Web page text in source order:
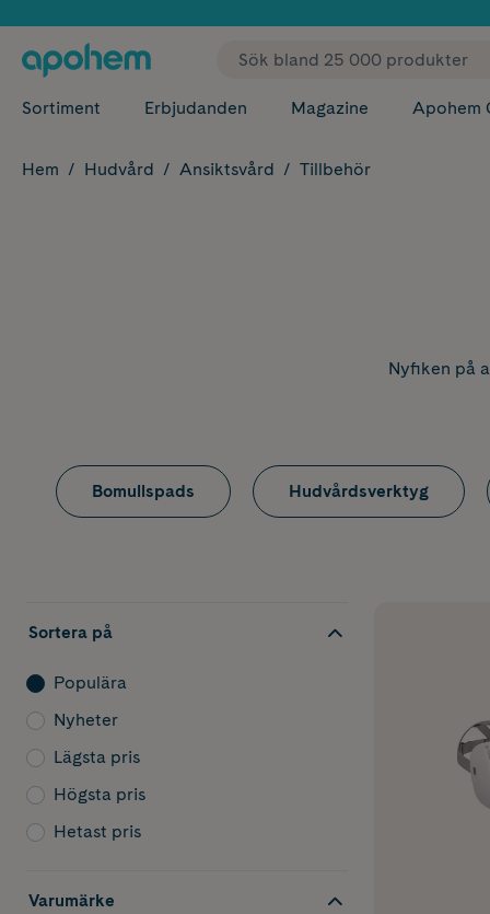
✓
Sortiment Erbjudanden Magazine Apohem
Hem Hudvård Ansiktsvård Tillbehör
Nyfiken på
Bomullspads Hudvårdsverktyg
Sortera på
Populära
Nyheter
Lägsta pris
Högsta pris
Hetast pris
Varumärke